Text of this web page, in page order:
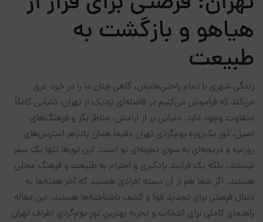
هیاهو و بازگشت به
طبیعت
زندگی شهری با تمام راحتی‌هایش، گاهی چنان ما را در خود غرق
می‌کند که فراموش می‌کنیم در فاصله‌ای نزدیک از تهران، دنیایی کاملاً
متفاوت وجود دارد. دنیایی پر از آرامش، مناظر بکر و فرهنگ‌های
اصیل. تور یک‌روزه بوم‌گردی تهران دقیقاً همان پادزهر استرس‌های
روزمره و دریچه‌ای به سوی تجربه‌ای نو است. این تورها تنها یک سفر
نیستند، بلکه یک فرآیند یادگیری و احترام به طبیعت و فرهنگ محلی
هستند. اگر شما هم از آن دسته افرادی هستید که آخر هفته‌ها به
دنبال فرصتی برای تجدید قوا و کشف ناشناخته‌ها هستند، این مقاله
راهنمای کاملی برای انتخاب و تجربه بهترین تور بوم‌گردی اطراف تهران